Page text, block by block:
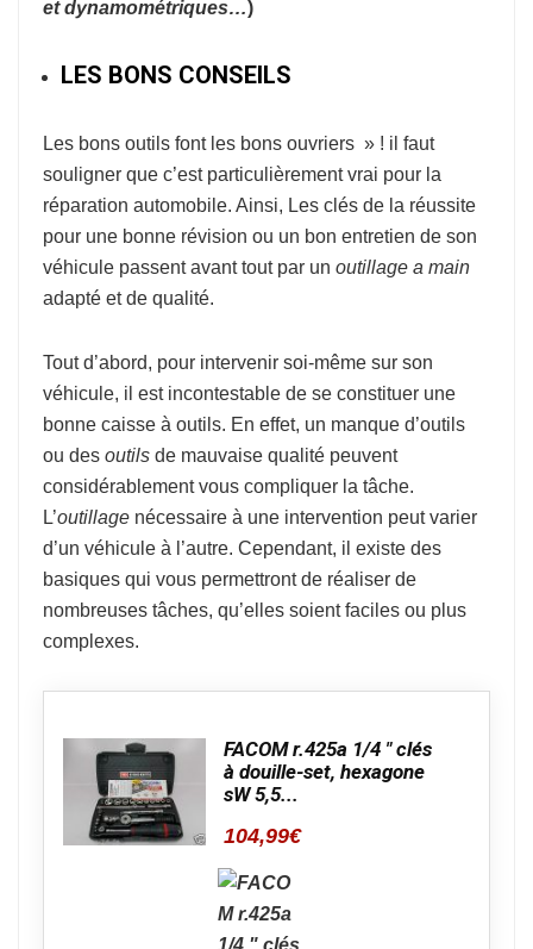
et dynamométriques…)
LES BONS CONSEILS
Les bons outils font les bons ouvriers » ! il faut
souligner que c’est particulièrement vrai pour la
réparation automobile. Ainsi, Les clés de la réussite
pour une bonne révision ou un bon entretien de son
véhicule passent avant tout par un outillage a main
adapté et de qualité.
Tout d’abord, pour intervenir soi-même sur son
véhicule, il est incontestable de se constituer une
bonne caisse à outils. En effet, un manque d’outils
ou des outils de mauvaise qualité peuvent
considérablement vous compliquer la tâche.
L’outillage nécessaire à une intervention peut varier
d’un véhicule à l’autre. Cependant, il existe des
basiques qui vous permettront de réaliser de
nombreuses tâches, qu’elles soient faciles ou plus
complexes.
FACOM r.425a 1/4 " clés
à douille-set, hexagone
sW 5,5...
104,99€